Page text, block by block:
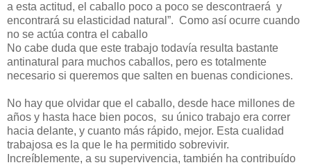
a esta actitud, el caballo poco a poco se descontraerá y
encontrará su elasticidad natural”. Como así ocurre cuando
no se actúa contra el caballo
No cabe duda que este trabajo todavía resulta bastante
antinatural para muchos caballos, pero es totalmente
necesario si queremos que salten en buenas condiciones.
No hay que olvidar que el caballo, desde hace millones de
años y hasta hace bien pocos, su único trabajo era correr
hacia delante, y cuanto más rápido, mejor. Esta cualidad
trabajosa es la que le ha permitido sobrevivir.
Increíblemente, a su supervivencia, también ha contribuído